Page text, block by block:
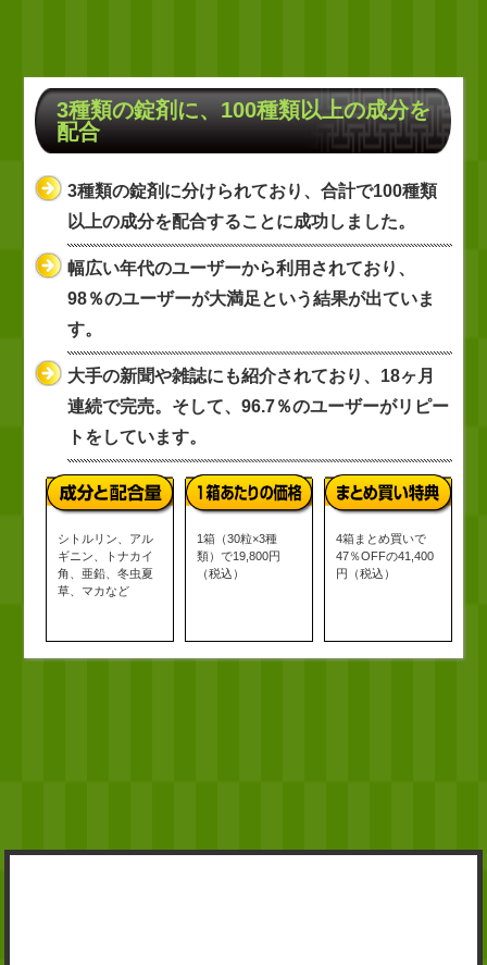
3種類の錠剤に、100種類以上の成分を
配合
3種類の錠剤に分けられており、合計で100種類
以上の成分を配合することに成功しました。
幅広い年代のユーザーから利用されており、
98％のユーザーが大満足という結果が出ていま
す。
大手の新聞や雑誌にも紹介されており、18ヶ月
連続で完売。そして、96.7％のユーザーがリピー
トをしています。
シトルリン、アル
ギニン、トナカイ
角、亜鉛、冬虫夏
草、マカなど
1箱（30粒×3種
類）で19,800円
（税込）
4箱まとめ買いで
47％OFFの41,400
円（税込）